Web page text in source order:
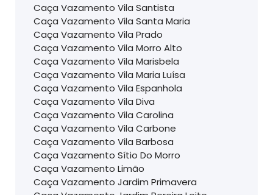
Caça Vazamento Vila Santista
Caça Vazamento Vila Santa Maria
Caça Vazamento Vila Prado
Caça Vazamento Vila Morro Alto
Caça Vazamento Vila Marisbela
Caça Vazamento Vila Maria Luísa
Caça Vazamento Vila Espanhola
Caça Vazamento Vila Diva
Caça Vazamento Vila Carolina
Caça Vazamento Vila Carbone
Caça Vazamento Vila Barbosa
Caça Vazamento Sítio Do Morro
Caça Vazamento Limão
Caça Vazamento Jardim Primavera